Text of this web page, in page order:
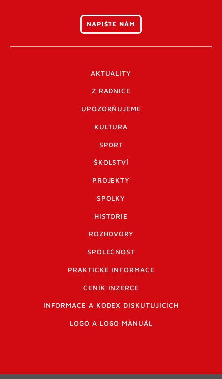
NAPIŠTE NÁM
AKTUALITY
Z RADNICE
UPOZORŇUJEME
KULTURA
SPORT
ŠKOLSTVÍ
PROJEKTY
SPOLKY
HISTORIE
ROZHOVORY
SPOLEČNOST
PRAKTICKÉ INFORMACE
CENÍK INZERCE
INFORMACE A KODEX DISKUTUJÍCÍCH
LOGO A LOGO MANUÁL